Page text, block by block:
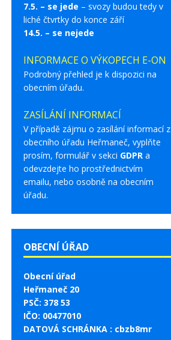
7.5. – se jede – svozy budou tedy v
liché čtvrtky do konce září
14.5. – se nejede
INFORMACE O VÝKOPECH E-ON
Podrobný přehled je k dispozici na
obecním úřadu.
ZASÍLÁNÍ INFORMACÍ
V případě zájmu o zasílání informací z
obecního úřadu Heřmaneč, vyplňte
prosím, formulář v sekci GDPR a
odevzdejte ho prostřednictvím
emailu, nebo osobně na obecním
úřadu.
OBECNÍ ÚŘAD
Obecní úřad
Heřmaneč 20
PSČ: 378 53
IČO: 00477010
DATOVÁ SCHRÁNKA : cbzb8mr